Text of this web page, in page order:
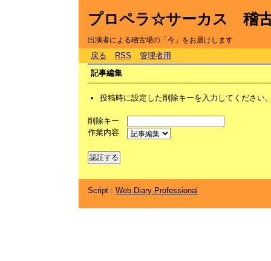
プロペラ☆サーカス 稽
出演者による稽古場の「今」をお届けします
戻る RSS
管理者用
記事編集
投稿時に設定した削除キーを入力してください
削除キー
作業内容
Script : Web Diary Professional